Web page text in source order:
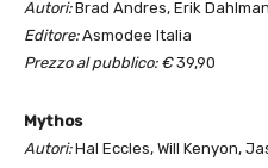
Autori:Brad Andres, Erik
Editore:Asmodee Italia
Prezzo al pubblico: €39,90
Mythos
Autori:Hal Eccles, Will Kenyon,